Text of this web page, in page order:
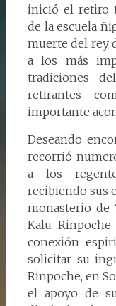
inició el retiro
de la escuela
muerte del rey
a los más
tradiciones
retirantes
importante
Deseando
recorrió
a los
recibiendo sus
monasterio de
Kalu
conexión
solicitar su
Rinpoche, en
el apoyo de